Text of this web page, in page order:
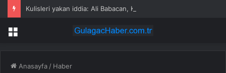
Menü
Anasayfa / Haber